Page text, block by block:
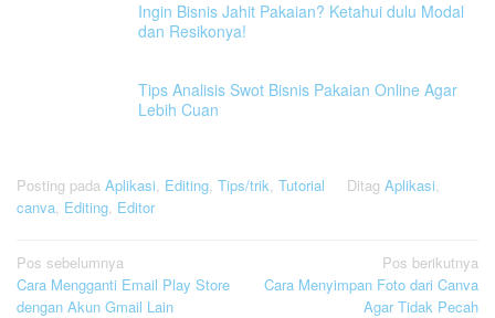
Ingin Bisnis Jahit Pakaian? Ketahui dulu Modal
dan Resikonya!
Tips Analisis Swot Bisnis Pakaian Online Agar
Lebih Cuan
Posting pada Aplikasi Editing Tips/trik Tutorial Ditag Aplikasi
canva Editing Editor
Navigasi
pos
Pos sebelumnya
Cara Mengganti Email Play Store
dengan Akun Gmail Lain
Pos berikutnya
Cara Menyimpan Foto dari Canva
Agar Tidak Pecah